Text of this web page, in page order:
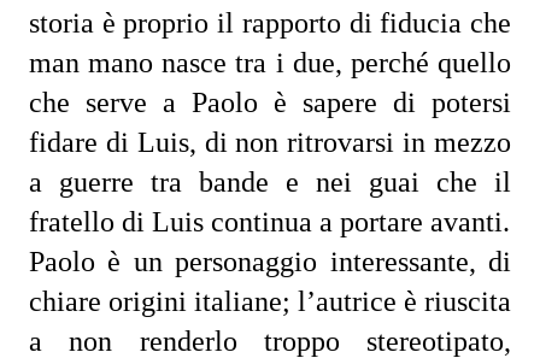
storia è proprio il rapporto di fiducia che
man mano nasce tra i due, perché quello
che serve a Paolo è sapere di potersi
fidare di Luis, di non ritrovarsi in mezzo
a guerre tra bande e nei guai che il
fratello di Luis continua a portare avanti.
Paolo è un personaggio interessante, di
chiare origini italiane; l’autrice è riuscita
a non renderlo troppo stereotipato,